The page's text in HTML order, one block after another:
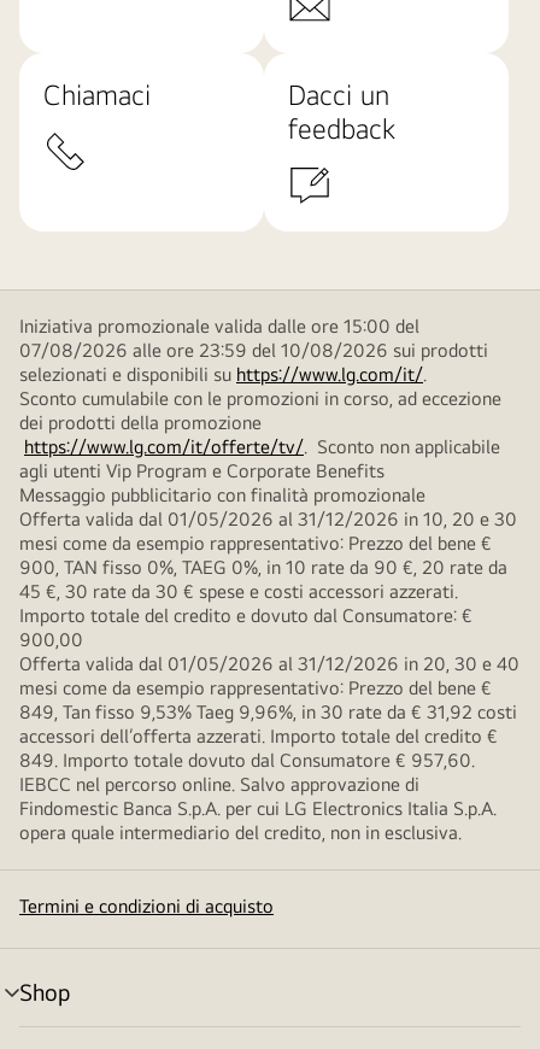
Chiamaci
Dacci un
feedback
Iniziativa promozionale valida dalle ore 15:00 del
07/08/2026 alle ore 23:59 del 10/08/2026 sui prodotti
selezionati e disponibili su https://www.lg.com/it/.
Sconto cumulabile con le promozioni in corso, ad eccezione
dei prodotti della promozione
https://www.lg.com/it/offerte/tv/. Sconto non applicabile
agli utenti Vip Program e Corporate Benefits
Messaggio pubblicitario con finalità promozionale
Offerta valida dal 01/05/2026 al 31/12/2026 in 10, 20 e 30
mesi come da esempio rappresentativo: Prezzo del bene €
900, TAN fisso 0%, TAEG 0%, in 10 rate da 90 €, 20 rate da
45 €, 30 rate da 30 € spese e costi accessori azzerati.
Importo totale del credito e dovuto dal Consumatore: €
900,00
Offerta valida dal 01/05/2026 al 31/12/2026 in 20, 30 e 40
mesi come da esempio rappresentativo: Prezzo del bene €
849, Tan fisso 9,53% Taeg 9,96%, in 30 rate da € 31,92 costi
accessori dell’offerta azzerati. Importo totale del credito €
849. Importo totale dovuto dal Consumatore € 957,60.
IEBCC nel percorso online. Salvo approvazione di
Findomestic Banca S.p.A. per cui LG Electronics Italia S.p.A.
opera quale intermediario del credito, non in esclusiva.
Termini e condizioni di acquisto
Shop
Attivazione
menu